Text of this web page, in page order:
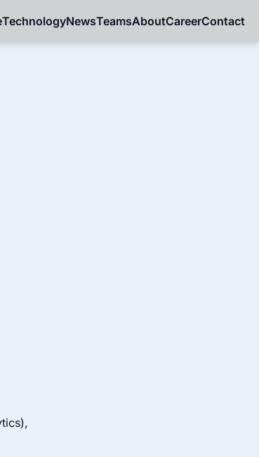
TechnologyNewsTeamsAboutCareerContact